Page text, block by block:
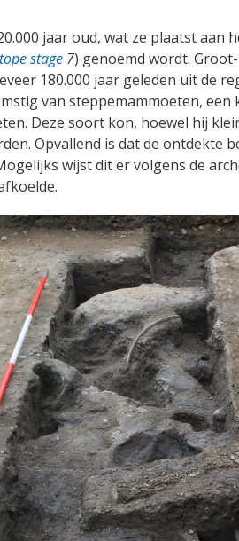
jaar oud, wat ze plaatst aan
stage 7) genoemd wordt.
180.000 jaar geleden uit de
van steppemammoeten,
Deze soort kon, hoewel hij
Opvallend is dat de ontdekte
wijst dit er volgens de